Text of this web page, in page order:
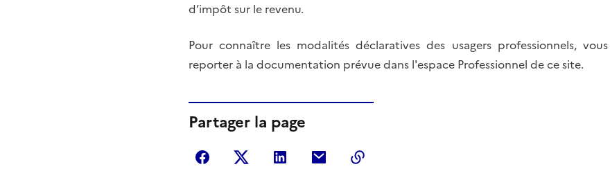
d’impôt sur le revenu.
Pour connaître les modalités déclaratives des usagers professionnels,
reporter à la documentation prévue dans l'espace Professionnel de ce site.
Partager la page
Partager sur Facebook
Partager sur Twitter
Partager sur LinkedIn
Partager par courriel